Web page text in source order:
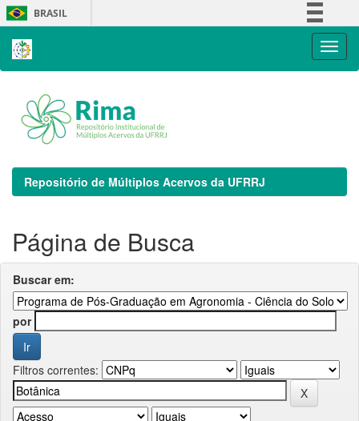
Skip
navigation
BRASIL
Repositório de Múltiplos Acervos da UFRRJ
Página de Busca
Buscar em:
por
Filtros correntes: